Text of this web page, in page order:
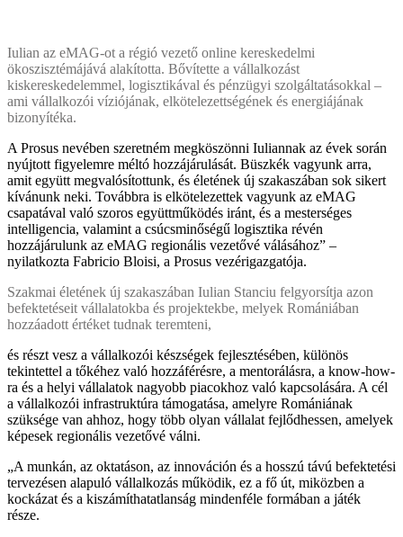
Iulian az eMAG-ot a régió vezető online kereskedelmi
ökoszisztémájává alakította. Bővítette a vállalkozást
kiskereskedelemmel, logisztikával és pénzügyi szolgáltatásokkal –
ami vállalkozói víziójának, elkötelezettségének és energiájának
bizonyítéka.
A Prosus nevében szeretném megköszönni Iuliannak az évek során
nyújtott figyelemre méltó hozzájárulását. Büszkék vagyunk arra,
amit együtt megvalósítottunk, és életének új szakaszában sok sikert
kívánunk neki. Továbbra is elkötelezettek vagyunk az eMAG
csapatával való szoros együttműködés iránt, és a mesterséges
intelligencia, valamint a csúcsminőségű logisztika révén
hozzájárulunk az eMAG regionális vezetővé válásához” –
nyilatkozta Fabricio Bloisi, a Prosus vezérigazgatója.
Szakmai életének új szakaszában Iulian Stanciu felgyorsítja azon
befektetéseit vállalatokba és projektekbe, melyek Romániában
hozzáadott értéket tudnak teremteni,
és részt vesz a vállalkozói készségek fejlesztésében, különös
tekintettel a tőkéhez való hozzáférésre, a mentorálásra, a know-how-
ra és a helyi vállalatok nagyobb piacokhoz való kapcsolására. A cél
a vállalkozói infrastruktúra támogatása, amelyre Romániának
szüksége van ahhoz, hogy több olyan vállalat fejlődhessen, amelyek
képesek regionális vezetővé válni.
„A munkán, az oktatáson, az innováción és a hosszú távú befektetési
tervezésen alapuló vállalkozás működik, ez a fő út, miközben a
kockázat és a kiszámíthatatlanság mindenféle formában a játék
része.